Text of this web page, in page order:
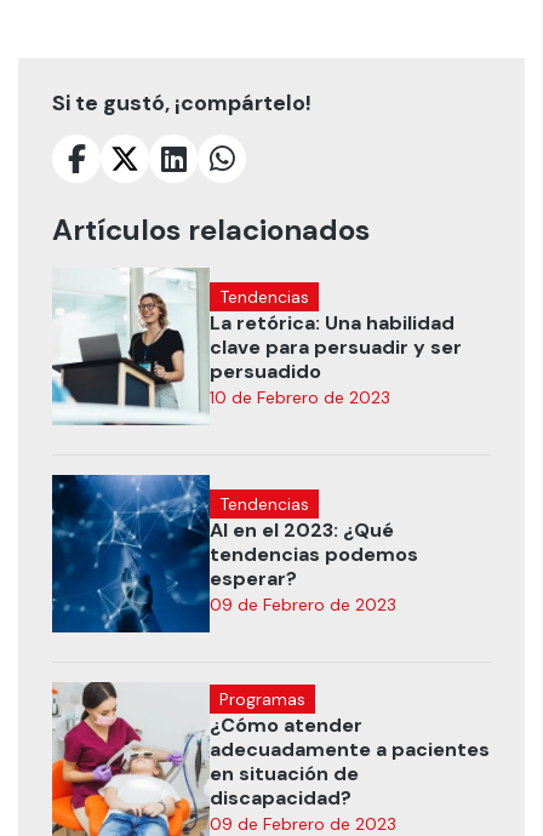
Si te gustó, ¡compártelo!
Artículos relacionados
Tendencias
La retórica: Una habilidad
clave para persuadir y ser
persuadido
10 de Febrero de 2023
Tendencias
AI en el 2023: ¿Qué
tendencias podemos
esperar?
09 de Febrero de 2023
Programas
¿Cómo atender
adecuadamente a pacientes
en situación de
discapacidad?
09 de Febrero de 2023